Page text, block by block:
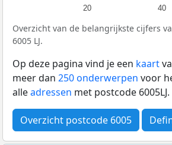
20 40
Overzicht van de belangrijkste cijfers
6005 LJ.
Op deze pagina vind je een kaart
meer dan 250 onderwerpen voor
alleadressen met postcode 6005LJ.
Overzicht postcode 6005